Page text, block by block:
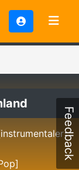
Feedback